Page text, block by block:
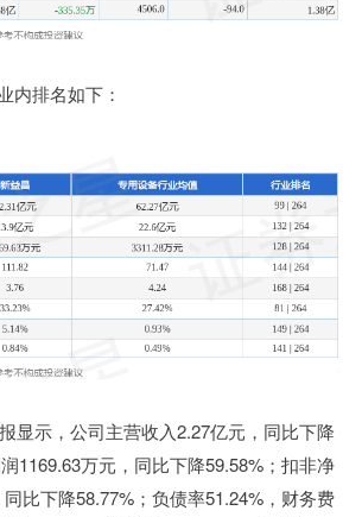
内排名如下：
显示，公司主营收入2.27亿元，同比下降
1169.63万元，同比下降59.58%；扣非净
比下降58.77%；负债率51.24%，财务费